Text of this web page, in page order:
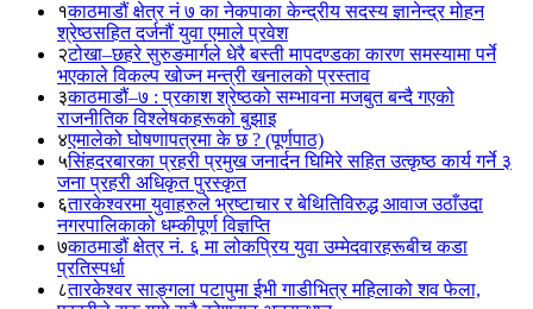
१काठमाडौं क्षेत्र नं ७ का नेकपाका केन्द्रीय सदस्य ज्ञानेन्द्र मोहन
श्रेष्ठसहित दर्जनौं युवा एमाले प्रवेश
२टोखा–छहरे सुरुङमार्गले धेरै बस्ती मापदण्डका कारण समस्यामा पर्ने
भएकाले विकल्प खोज्न मन्त्री खनालको प्रस्ताव
३काठमाडौं–७ : प्रकाश श्रेष्ठको सम्भावना मजबुत बन्दै गएको
राजनीतिक विश्लेषकहरूको बुझाइ
४एमालेको घोषणापत्रमा के छ ? (पूर्णपाठ)
५सिंहदरबारका प्रहरी प्रमुख जनार्दन घिमिरे सहित उत्कृष्ठ कार्य गर्ने ३
जना प्रहरी अधिकृत पुरस्कृत
६तारकेश्वरमा युवाहरुले भ्रष्टाचार र बेथितिविरुद्ध आवाज उठाँउदा
नगरपालिकाको धम्कीपूर्ण विज्ञप्ति
७काठमाडौं क्षेत्र नं. ६ मा लोकप्रिय युवा उम्मेदवारहरूबीच कडा
प्रतिस्पर्धा
८तारकेश्वर साङ्गला पटापुमा ईभी गाडीभित्र महिलाको शव फेला,